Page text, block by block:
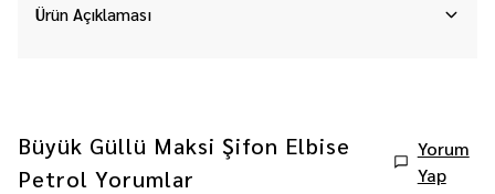
Ürün Açıklaması
Büyük Güllü Maksi Şifon Elbise
Petrol Yorumlar
Yorum
Yap